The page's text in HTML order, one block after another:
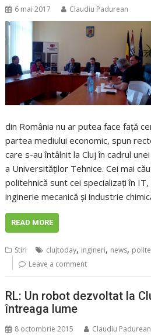
6 mai 2017 Claudiu Padurean
din România nu ar putea face faţă
partea mediului economic, spun
care s-au întâlnit la Cluj în cadrul
a Universităţilor Tehnice. Cei mai
politehnică sunt cei specializaţi în
inginerie mecanică şi industrie
READ MORE
Stiri clujtoday, ingineri, news,
Leave a comment
RL: Un robot dezvoltat la
întreaga lume
8 octombrie 2015 Claudiu Padurean